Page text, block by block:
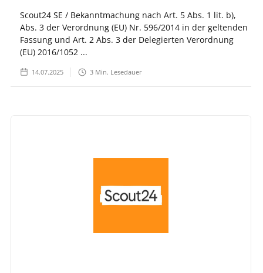
Scout24 SE / Bekanntmachung nach Art. 5 Abs. 1 lit. b),
Abs. 3 der Verordnung (EU) Nr. 596/2014 in der geltenden
Fassung und Art. 2 Abs. 3 der Delegierten Verordnung
(EU) 2016/1052 ...
14.07.2025 3 Min. Lesedauer